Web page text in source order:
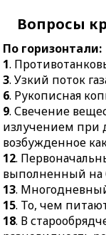
20.Колющее или
метательное
21. Единица счёта,
равная 12
23.
место между
адом.
25.Хороший
для кого-чего-
26.
автомобильного
двигателя.
27.Человек,
Вопросы
По горизонтали:
1.
3. Узкий поток
6. Рукописная
9. Свечение
излучением при
возбужденное
12.
выполненный на
13.
15. То, чем
18. В